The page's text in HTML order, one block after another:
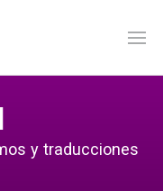
y traducciones